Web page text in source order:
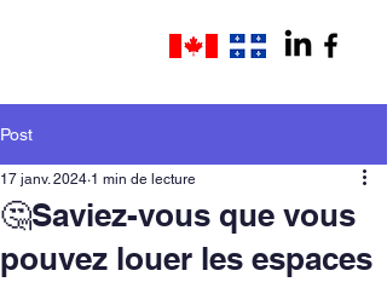
Post
🤔Saviez-vous que vous
pouvez louer les espaces
17 janv. 2024 1 min de lecture